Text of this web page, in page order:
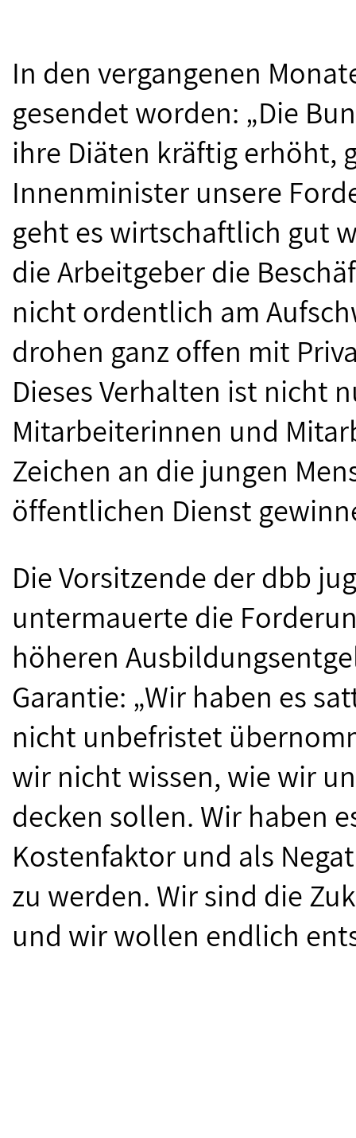
In den vergangenen
gesendet worden: „Die
ihre Diäten kräftig erhöht,
Innenminister unsere
geht es wirtschaftlich gut
die Arbeitgeber die
nicht ordentlich am
drohen ganz offen mit
Dieses Verhalten ist nicht
Mitarbeiterinnen und
Zeichen an die jungen
öffentlichen Dienst
Die Vorsitzende der dbb
untermauerte die
höheren
Garantie: „Wir haben es
nicht unbefristet
wir nicht wissen, wie wir
decken sollen. Wir haben
Kostenfaktor und als
zu werden. Wir sind die
und wir wollen endlich